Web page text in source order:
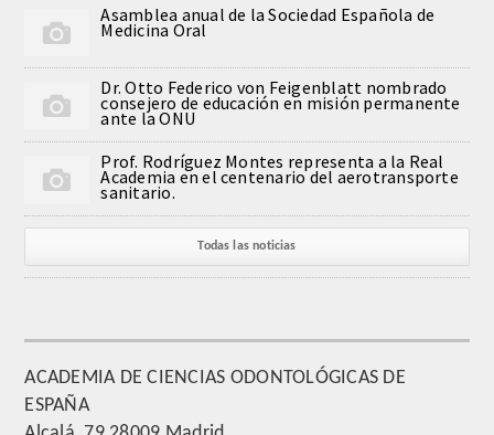
ODONTOLOGIA CONSERVADORA
ORTOGNATIA
NÚMERO
Alfabético
HONOR
Asamblea anual de la Sociedad Española de
Medicina Oral
Dr. Otto Federico von Feigenblatt nombrado
consejero de educación en misión permanente
ante la ONU
Prof. Rodríguez Montes representa a la Real
Academia en el centenario del aerotransporte
sanitario.
Todas las noticias
ACADEMIA DE CIENCIAS ODONTOLÓGICAS DE
ESPAÑA